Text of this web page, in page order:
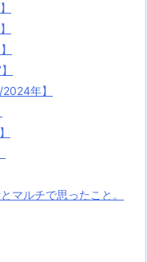
年】
マルチで思ったこと。